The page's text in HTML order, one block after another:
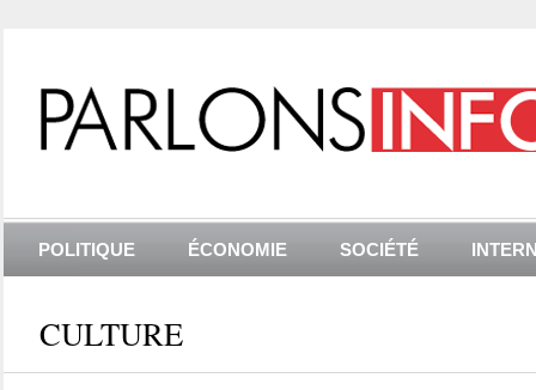
POLITIQUE ÉCONOMIE SOCIÉTÉ
CULTURE